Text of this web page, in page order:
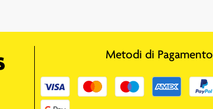
Metodi di Pagamento